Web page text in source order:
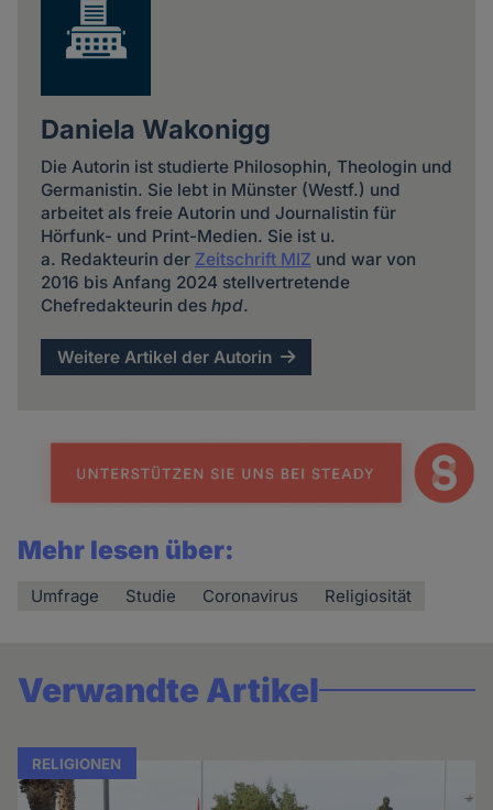
Daniela Wakonigg
Die Autorin ist studierte Philosophin, Theologin und
Germanistin. Sie lebt in Münster (Westf.) und
arbeitet als freie Autorin und Journalistin für
Hörfunk- und Print-Medien. Sie ist u.
a. Redakteurin der Zeitschrift MIZ und war von
2016 bis Anfang 2024 stellvertretende
Chefredakteurin des hpd.
Weitere Artikel der Autorin
Mehr lesen über:
Umfrage Studie Coronavirus Religiosität
Verwandte Artikel
RELIGIONEN